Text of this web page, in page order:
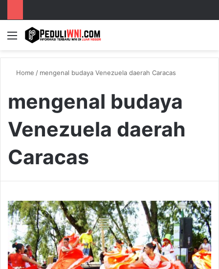
Menu
Home / mengenal budaya Venezuela daerah Caracas
mengenal budaya
Venezuela daerah
Caracas